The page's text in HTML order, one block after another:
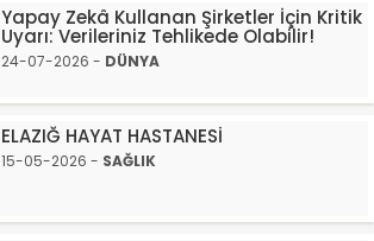
Yapay Zekâ Kullanan Şirketler İçin Kritik
Uyarı: Verileriniz Tehlikede Olabilir!
24-07-2026 - DÜNYA
ELAZIĞ HAYAT HASTANESİ
15-05-2026 - SAĞLIK